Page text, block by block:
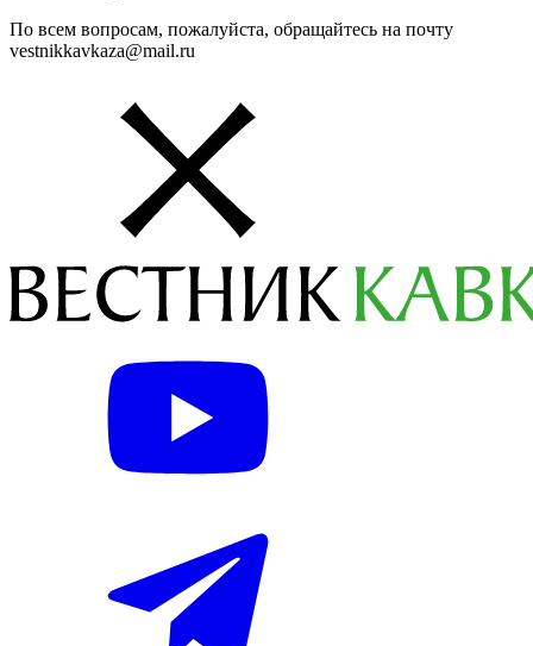
По всем вопросам, пожалуйста, обращайтесь на почту
vestnikkavkaza@mail.ru